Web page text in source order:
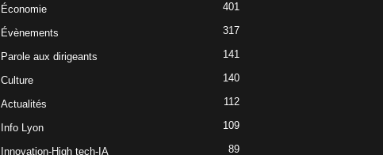
Économie 401
Évènements 317
Parole aux dirigeants 141
Culture 140
Actualités 112
Info Lyon 109
Innovation-High tech-IA 89